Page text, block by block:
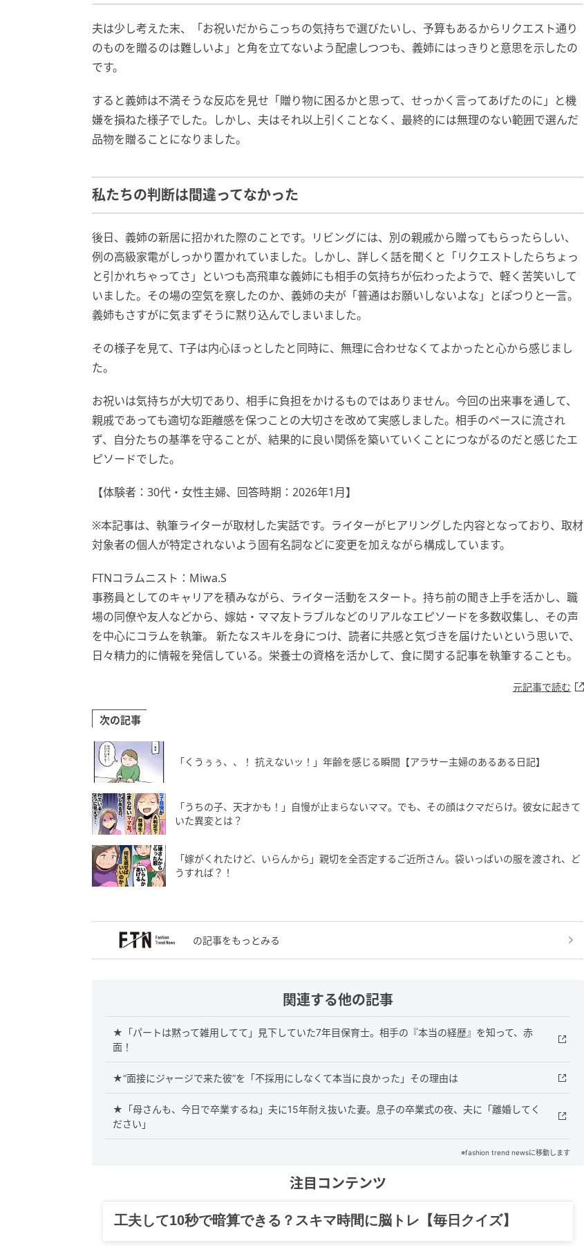
夫は少し考えた末、「お祝いだからこっちの気持ちで選びたいし、予算もあるからリクエスト通り
のものを贈るのは難しいよ」と角を立てないよう配慮しつつも、義姉にはっきりと意思を示したの
です。
すると義姉は不満そうな反応を見せ「贈り物に困るかと思って、せっかく言ってあげたのに」と機
嫌を損ねた様子でした。しかし、夫はそれ以上引くことなく、最終的には無理のない範囲で選んだ
品物を贈ることになりました。
私たちの判断は間違ってなかった
後日、義姉の新居に招かれた際のことです。リビングには、別の親戚から贈ってもらったらしい、
例の高級家電がしっかり置かれていました。しかし、詳しく話を聞くと「リクエストしたらちょっ
と引かれちゃってさ」といつも高飛車な義姉にも相手の気持ちが伝わったようで、軽く苦笑いして
いました。その場の空気を察したのか、義姉の夫が「普通はお願いしないよな」とぽつりと一言。
義姉もさすがに気まずそうに黙り込んでしまいました。
その様子を見て、T子は内心ほっとしたと同時に、無理に合わせなくてよかったと心から感じまし
た。
お祝いは気持ちが大切であり、相手に負担をかけるものではありません。今回の出来事を通して、
親戚であっても適切な距離感を保つことの大切さを改めて実感しました。相手のペースに流され
ず、自分たちの基準を守ることが、結果的に良い関係を築いていくことにつながるのだと感じたエ
ピソードでした。
【体験者：30代・女性主婦、回答時期：2026年1月】
※本記事は、執筆ライターが取材した実話です。ライターがヒアリングした内容となっており、取材
対象者の個人が特定されないよう固有名詞などに変更を加えながら構成しています。
FTNコラムニスト：Miwa.S
事務員としてのキャリアを積みながら、ライター活動をスタート。持ち前の聞き上手を活かし、職
場の同僚や友人などから、嫁姑・ママ友トラブルなどのリアルなエピソードを多数収集し、その声
を中心にコラムを執筆。 新たなスキルを身につけ、読者に共感と気づきを届けたいという思いで、
日々精力的に情報を発信している。栄養士の資格を活かして、食に関する記事を執筆することも。
元記事で読む
次の記事
「くうぅぅ、、！ 抗えないッ！」年齢を感じる瞬間【アラサー主婦のあるある日記】
「うちの子、天才かも！」自慢が止まらないママ。でも、その顔はクマだらけ。彼女に起きて
いた異変とは？
「嫁がくれたけど、いらんから」親切を全否定するご近所さん。袋いっぱいの服を渡され、ど
うすれば？！
の記事をもっとみる
関連する他の記事
★「パートは黙って雑用してて」見下していた7年目保育士。相手の『本当の経歴』を知って、赤
面！
★“面接にジャージで来た彼”を「不採用にしなくて本当に良かった」その理由は
★「母さんも、今日で卒業するね」夫に15年耐え抜いた妻。息子の卒業式の夜、夫に「離婚してく
ださい」
※fashion trend newsに移動します
注目コンテンツ
グルメ、ギャグ、子育て、旅行記……全部、読めます。